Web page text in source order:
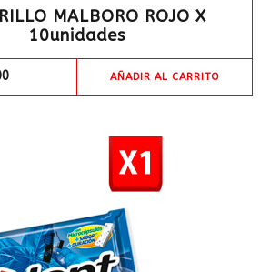
MALBORO ROJO X
10unidades
AÑADIR AL CARRITO